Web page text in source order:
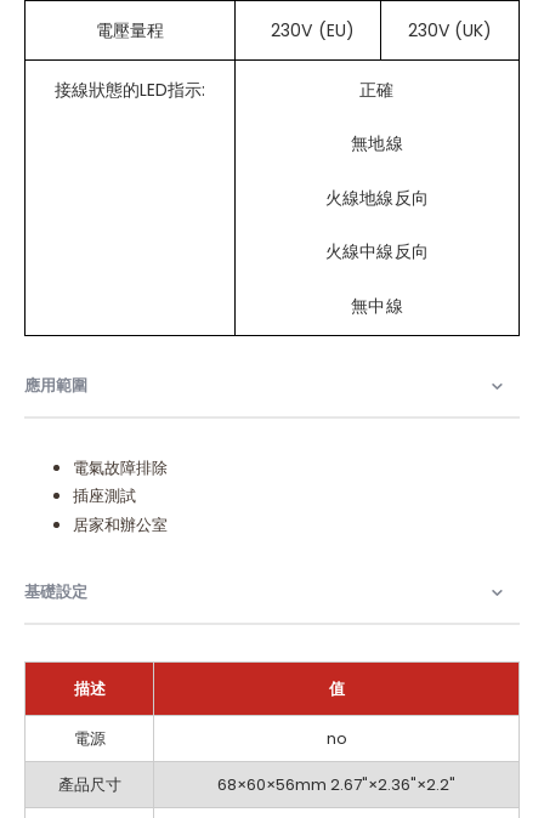
電壓量程 230V (EU) 230V (UK)
接線狀態的LED指示: 正確
無地線
火線地線反向
火線中線反向
無中線
應用範圍​
電氣故障排除
插座測試
居家和辦公室
基礎設定
定
描述 值
電源
no
產品尺寸
68×60×56mm 2.67"×2.36"×2.2"